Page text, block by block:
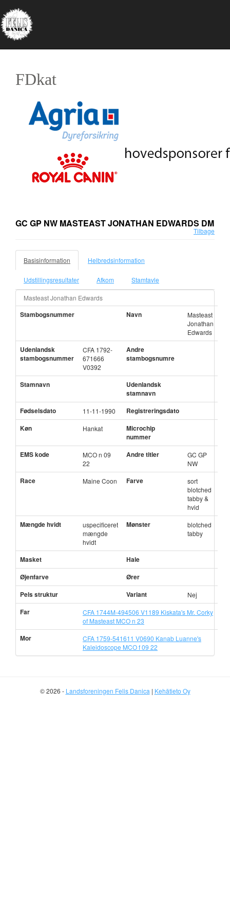
FDkat
GC GP NW MASTEAST JONATHAN EDWARDS DM
Tilbage
Basisinformation Helbredsinformation
Udstillingsresultater Afkom Stamtavle
Masteast Jonathan Edwards
Stambogsnummer Navn
Masteast
Jonathan
Edwards
Udenlandsk
stambogsnummer
CFA 1792-
671666
V0392
Andre
stambogsnumre
Stamnavn
Udenlandsk
stamnavn
Fødselsdato
11-11-1990
Registreringsdato
Køn
Hankat
Microchip
nummer
EMS kode
MCO n 09
22
Andre titler
GC GP
NW
Race Maine Coon Farve
sort
blotched
tabby &
hvid
Mængde hvidt
uspecificeret
mængde
hvidt
Mønster
blotched
tabby
Masket
Hale
Øjenfarve
Ører
Pels struktur
Variant Nej
Far
CFA 1744M-494506 V1189 Kiskata's Mr. Corky
of Masteast MCO n 23
Mor
CFA 1759-541611 V0690 Kanab Luanne's
Kaleidoscope MCO f 09 22
© 2026 - Landsforeningen Felis Danica | Kehätieto Oy